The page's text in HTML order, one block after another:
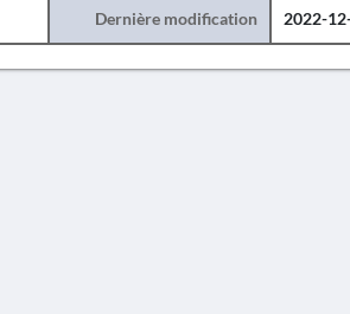
Dernière modification 2022-